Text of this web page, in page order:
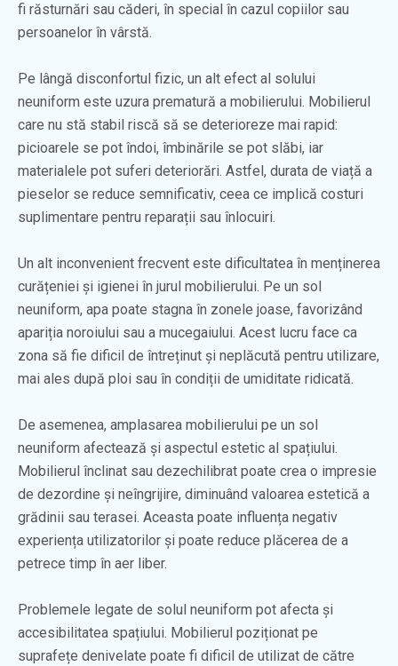
fi răsturnări sau căderi, în special în cazul copiilor sau
persoanelor în vârstă.
Pe lângă disconfortul fizic, un alt efect al solului
neuniform este uzura prematură a mobilierului. Mobilierul
care nu stă stabil riscă să se deterioreze mai rapid:
picioarele se pot îndoi, îmbinările se pot slăbi, iar
materialele pot suferi deteriorări. Astfel, durata de viață a
pieselor se reduce semnificativ, ceea ce implică costuri
suplimentare pentru reparații sau înlocuiri.
Un alt inconvenient frecvent este dificultatea în menținerea
curățeniei și igienei în jurul mobilierului. Pe un sol
neuniform, apa poate stagna în zonele joase, favorizând
apariția noroiului sau a mucegaiului. Acest lucru face ca
zona să fie dificil de întreținut și neplăcută pentru utilizare,
mai ales după ploi sau în condiții de umiditate ridicată.
De asemenea, amplasarea mobilierului pe un sol
neuniform afectează și aspectul estetic al spațiului.
Mobilierul înclinat sau dezechilibrat poate crea o impresie
de dezordine și neîngrijire, diminuând valoarea estetică a
grădinii sau terasei. Aceasta poate influența negativ
experiența utilizatorilor și poate reduce plăcerea de a
petrece timp în aer liber.
Problemele legate de solul neuniform pot afecta și
accesibilitatea spațiului. Mobilierul poziționat pe
suprafețe denivelate poate fi dificil de utilizat de către